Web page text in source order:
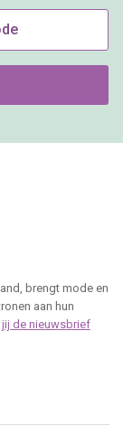
brengt mode en
aan hun
jij de nieuwsbrief